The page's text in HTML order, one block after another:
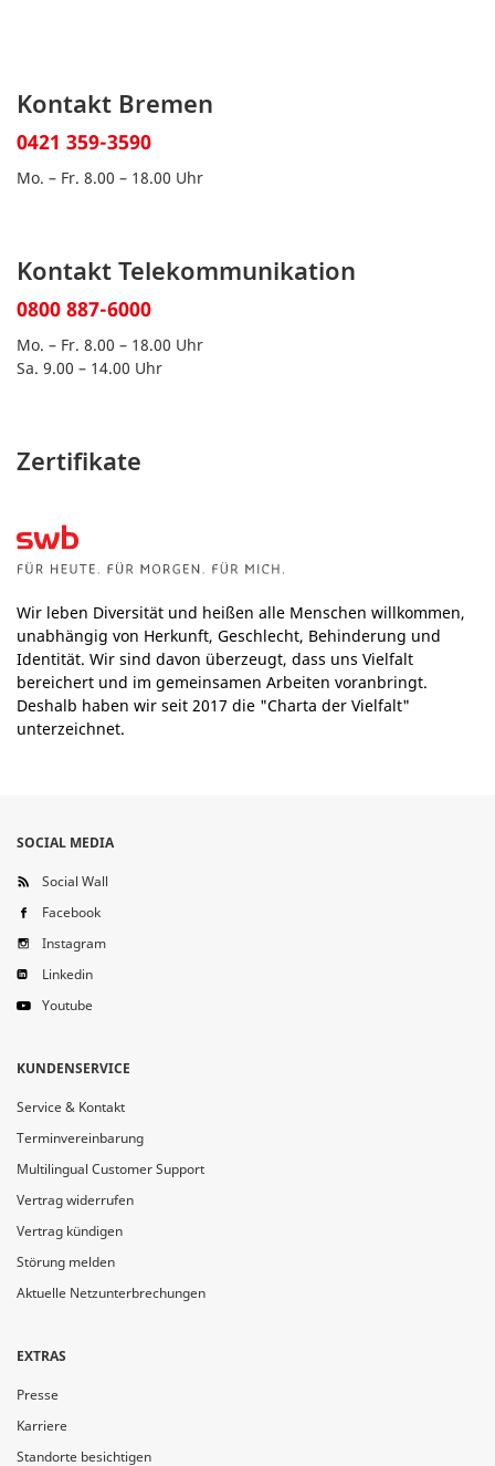
Kontakt Bremen
0421 359-3590
Mo. – Fr. 8.00 – 18.00 Uhr
Kontakt Telekommunikation
0800 887-6000
Mo. – Fr. 8.00 – 18.00 Uhr
Sa. 9.00 – 14.00 Uhr
Zertifikate
Wir leben Diversität und heißen alle Menschen willkommen,
unabhängig von Herkunft, Geschlecht, Behinderung und
Identität. Wir sind davon überzeugt, dass uns Vielfalt
bereichert und im gemeinsamen Arbeiten voranbringt.
Deshalb haben wir seit 2017 die "Charta der Vielfalt"
unterzeichnet.
SOCIAL MEDIA
Social Wall
Facebook
Instagram
Linkedin
Youtube
KUNDENSERVICE
Service & Kontakt
Terminvereinbarung
Multilingual Customer Support
Vertrag widerrufen
Vertrag kündigen
Störung melden
Aktuelle Netzunterbrechungen
EXTRAS
Presse
Karriere
Standorte besichtigen